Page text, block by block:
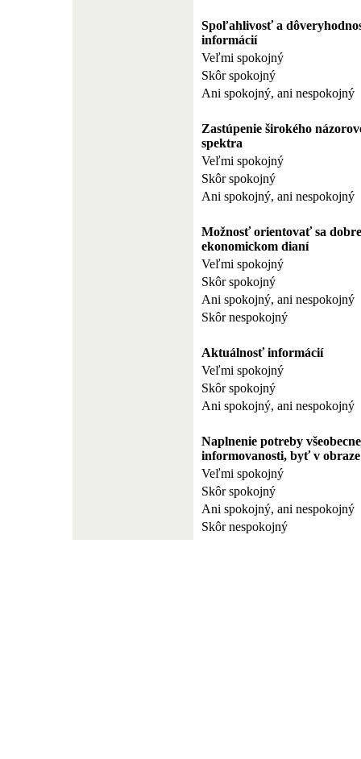
Spoľahlivosť a
informácií
Veľmi spokojný
Skôr spokojný
Ani spokojný, ani nespokojný
Zastúpenie širokého
spektra
Veľmi spokojný
Skôr spokojný
Ani spokojný, ani nespokojný
Možnosť orientovať sa
ekonomickom dianí
Veľmi spokojný
Skôr spokojný
Ani spokojný, ani nespokojný
Skôr nespokojný
Aktuálnosť informácií
Veľmi spokojný
Skôr spokojný
Ani spokojný, ani nespokojný
Naplnenie potreby
informovanosti, byť v obraze
Veľmi spokojný
Skôr spokojný
Ani spokojný, ani nespokojný
Skôr nespokojný